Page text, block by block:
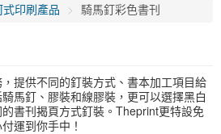
式印刷產品 > 騎馬釘彩色書刊
提供不同的釘裝方式、書本加工項目給
馬釘、膠裝和線膠裝，更可以選擇黑白
書刊揭頁方式釘裝。Theprint更特設免
運到你手中！